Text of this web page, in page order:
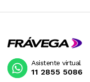
Asistente virtual
11 2855 5086